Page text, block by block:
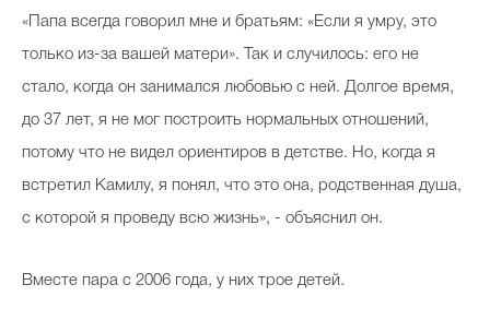
«Папа всегда говорил мне и братьям: «Если я умру, это
только из-за вашей матери». Так и случилось: его не
стало, когда он занимался любовью с ней. Долгое время,
до 37 лет, я не мог построить нормальных отношений,
потому что не видел ориентиров в детстве. Но, когда я
встретил Камилу, я понял, что это она, родственная душа,
с которой я проведу всю жизнь», - объяснил он.
Вместе пара с 2006 года, у них трое детей.